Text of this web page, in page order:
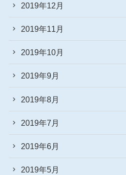
2019年12月
2019年11月
2019年10月
2019年9月
2019年8月
2019年7月
2019年6月
2019年5月